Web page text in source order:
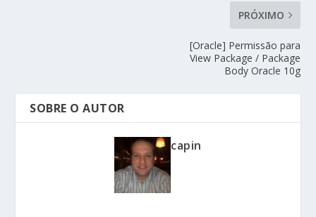
PRÓXIMO
[Oracle] Permissão para
View Package / Package
Body Oracle 10g
SOBRE O AUTOR
capin